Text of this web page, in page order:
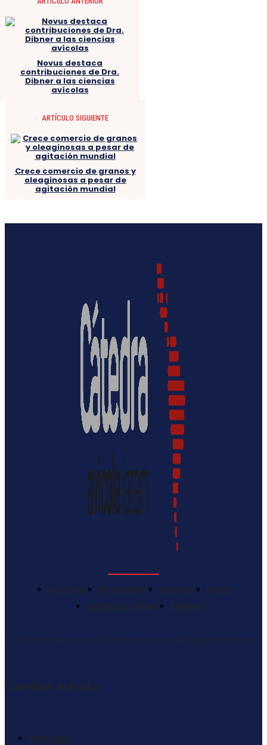
Novus destaca
contribuciones de Dra.
Dibner a las ciencias
avícolas
ARTÍCULO SIGUIENTE
Crece comercio de granos y
oleaginosas a pesar de
agitación mundial
NOTICIAS AVICULTURA EVENTOS
PAISES
SALÓN DE LA FAMA
RANKING
El portal definitivo en español sobre la avicultura latinoamericana
Catedra Avícola
Mercados